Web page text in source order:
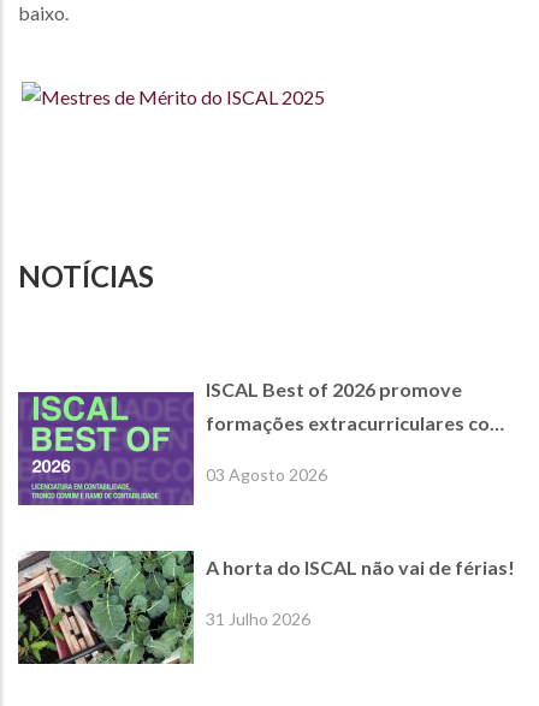
baixo.
NOTÍCIAS
ISCAL Best of 2026 promove
formações extracurriculares com
03 Agosto 2026
A horta do ISCAL não vai de férias!
31 Julho 2026